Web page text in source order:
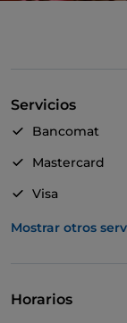
Servicios
Bancomat
Mastercard
Visa
Acceso para
Mostrar otros
Horarios